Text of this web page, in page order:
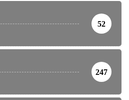
52
247